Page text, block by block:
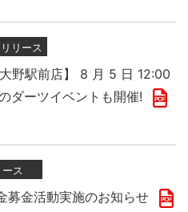
リース
野駅前店】 8 月 5 日 12:00
ダーツイベントも開催!
ース
募金活動実施のお知らせ